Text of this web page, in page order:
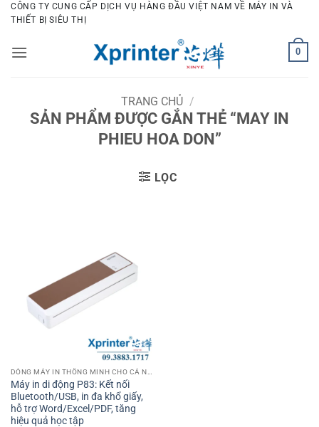
Bỏ
qua
dung
CÔNG TY CUNG CẤP DỊCH VỤ HÀNG ĐẦU VIỆT NAM VỀ MÁY IN VÀ
THIẾT BỊ SIÊU THỊ
0
TRANG CHỦ /
SẢN PHẨM ĐƯỢC GẮN THẺ “MAY IN
PHIEU HOA DON”
LỌC
Máy in di động P83: Kết nối
Bluetooth/USB, in đa khổ giấy,
hỗ trợ Word/Excel/PDF, tăng
hiệu quả học tập